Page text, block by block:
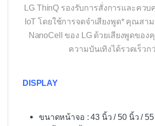
LG ThinQ รองรับการสั่งการและควบ
IoT โดยใช้การจดจำเสียงพูด* คุณสา
NanoCell ของ LG ด้วยเสียงพูดของ
ความบันเทิงได้รวดเร็วก
DISPLAY
ขนาดหน้าจอ : 43 นิ้ว / 50 นิ้ว /